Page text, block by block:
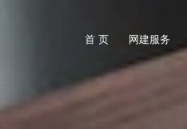
首 页 网建服务